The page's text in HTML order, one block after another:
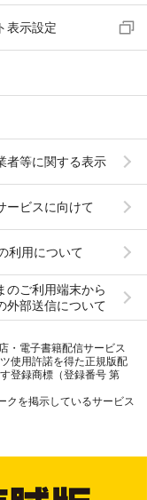
表示設定
者等に関する表示
ービスに向けて
利用について
のご利用端末から
外部送信について
・電子書籍配信サービス
使用許諾を得た正規版配
登録商標（登録番号 第
クを掲示しているサービス